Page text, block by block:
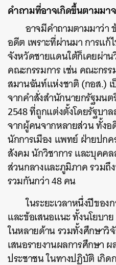
คำถามที่อาจเกิดขึ้นตามมา
อาจมีคำถามตามมาว่า
อดีต เพราะที่ผ่านมา การแ
จังหวัดชายแดนใต้ก็เคยผ่า
คณะกรรมการ เช่น คณะกรร
สมานฉันท์แห่งชาติ (กอส.)
จากคำสั่งสำนักนายกรัฐมน
2548 ที่ถูกแต่งตั้งโดยรัฐบา
จากผู้คนจากหลายส่วน ทั้ง
นักการเมือง แพทย์ ฝ่ายปกค
สังคม นักวิชาการ และบุคค
ส่วนกลางและภูมิภาค รวม
รวมกันกว่า 48 คน
ในระยะเวลาหนึ่งปีขอ
และข้อเสนอแนะ ทั้งนโยบา
ในหลายด้าน รวมทั้งศึกษาวิ
เสนอรายงานผลการศึกษา
ประชาชน ในทางปฏิบัติ เกิ